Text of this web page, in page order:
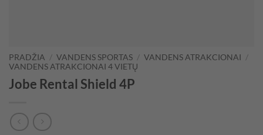
PRADŽIA / VANDENS SPORTAS / VANDENS ATRAKCIONAI /
VANDENS ATRAKCIONAI 4 VIETŲ
Jobe Rental Shield 4P